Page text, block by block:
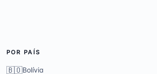
POR PAÍS
🇧🇴Bolívia